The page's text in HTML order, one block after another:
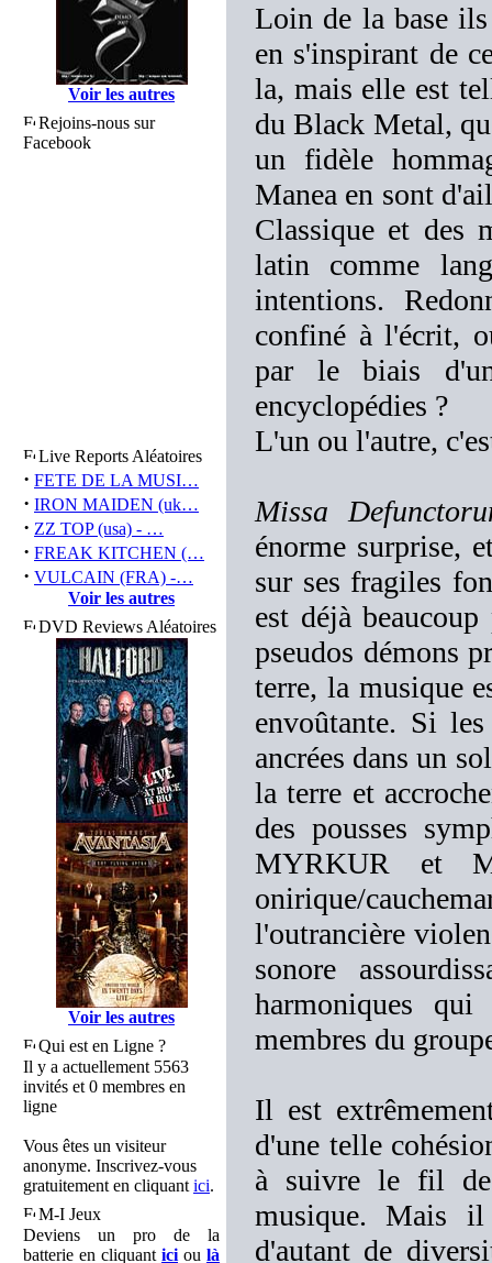
Voir les autres
Rejoins-nous sur
Facebook
Live Reports Aléatoires
· FETE DE LA MUSI…
· IRON MAIDEN (uk…
· ZZ TOP (usa) - …
· FREAK KITCHEN (…
· VULCAIN (FRA) -…
Voir les autres
DVD Reviews Aléatoires
Voir les autres
Qui est en Ligne ?
Il y a actuellement 5563
invités et 0 membres en
ligne
Vous êtes un visiteur
anonyme. Inscrivez-vous
gratuitement en cliquant ici.
M-I Jeux
Deviens un pro de la
batterie en cliquant ici ou là
Loin de la base
en s'inspirant de
la, mais elle est
du Black Metal,
un fidèle
Manea en sont
Classique et des
latin comme
intentions.
confiné à l'écrit,
par le biais
encyclopédies ?
L'un ou l'autre,
Missa
énorme surprise,
sur ses fragiles
est déjà
pseudos démons
terre, la musique
envoûtante. Si
ancrées dans un
la terre et
des pousses
MYRKUR et
onirique/
l'outrancière
sonore
harmoniques
membres du
Il est
d'une telle
à suivre le fil
musique. Mais
d'autant de